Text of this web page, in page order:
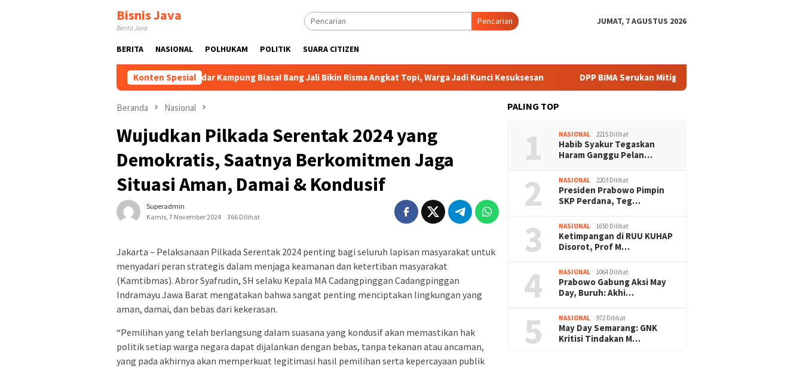
Bisnis Java
Berita Java
Pencarian JUMAT, 7 AGUSTUS 2026
BERITA NASIONAL POLHUKAM POLITIK SUARA CITIZEN
Konten Spesial
Tak Sekadar Kampung Biasa! Bang Jali Bikin Risma Angkat Topi, Warga Jadi Kunci Kesuksesan DPP BIMA Serukan Mitigasi Karhutla Harus Libatkan Komunitas
Beranda Nasional
Wujudkan Pilkada Serentak 2024 yang
Demokratis, Saatnya Berkomitmen Jaga
Situasi Aman, Damai & Kondusif
Superadmin
Kamis, 7 November 2024
366 Dilihat
Jakarta – Pelaksanaan Pilkada Serentak 2024 penting bagi seluruh lapisan masyarakat untuk
menyadari peran strategis dalam menjaga keamanan dan ketertiban masyarakat
(Kamtibmas). Abror Syafrudin, SH selaku Kepala MA Cadangpinggan Cadangpinggan
Indramayu Jawa Barat mengatakan bahwa sangat penting menciptakan lingkungan yang
aman, damai, dan bebas dari kekerasan.
“Pemilihan yang telah berlangsung dalam suasana yang kondusif akan memastikan hak
politik setiap warga negara dapat dijalankan dengan bebas, tanpa tekanan atau ancaman,
yang pada akhirnya akan memperkuat legitimasi hasil pemilihan serta kepercayaan publik
PALING TOP
1 NASIONAL 2215 Dilihat
Habib Syakur Tegaskan
Haram Ganggu Pelan…
2 NASIONAL 2203 Dilihat
Presiden Prabowo Pimpin
SKP Perdana, Teg…
3 NASIONAL 1650 Dilihat
Ketimpangan di RUU KUHAP
Disorot, Prof M…
4 NASIONAL 1064 Dilihat
Prabowo Gabung Aksi May
Day, Buruh: Akhi…
5 NASIONAL 972 Dilihat
May Day Semarang: GNK
Kritisi Tindakan M…